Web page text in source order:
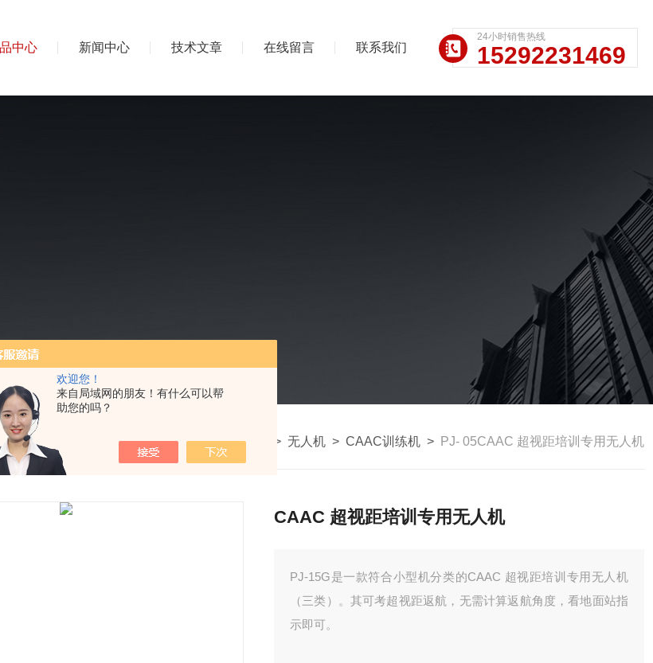
欢迎您！
来自局域网的朋友！有什么可以帮
助您的吗？
中心 新闻中心 技术文章 在线留言 联系我们
24小时销售热线
15292231469
我的位置：首页>产品中心 > 无人机 > CAAC训练机 > PJ- 05CAAC 超视距培训专用无人机
CAAC 超视距培训专用无人机
PJ-15G是一款符合小型机分类的CAAC 超视距培训专用无人机
（三类）。其可考超视距返航，无需计算返航角度，看地面站指
示即可。